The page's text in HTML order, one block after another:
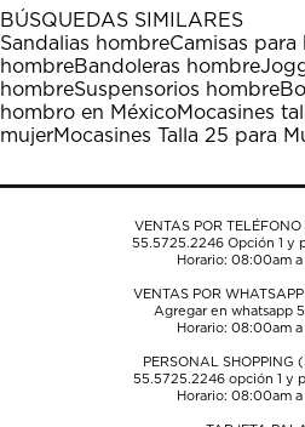
BÚSQUEDAS SIMILARES
Sandalias hombreCamisas para
hombreBandoleras hombre
hombreSuspensorios hombre
hombro en MéxicoMocasines
mujerMocasines Talla 25 para
VENTAS POR
55.5725.2246Opción 1 y
Horario: 08:00am
VENTAS POR
Agregar en whatsapp
Horario: 08:00am
PERSONAL SHOPPING
55.5725.2246opción 1 y
Horario: 08:00am